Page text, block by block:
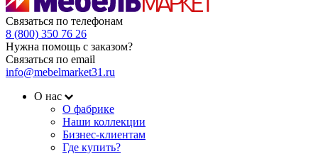
Связаться по телефонам
8 (800) 350 76 26
Нужна помощь с заказом?
Связаться по email
info@mebelmarket31.ru
О нас
О фабрике
Наши коллекции
Бизнес-клиентам
Где купить?